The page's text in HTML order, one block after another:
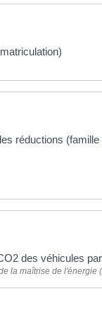
réductions
des véhicules
la maîtrise de l'énergie